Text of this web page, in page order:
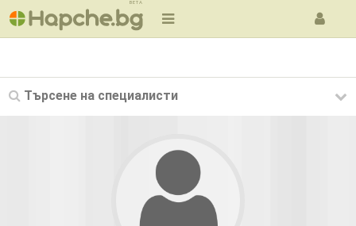
BETA
Търсене на специалисти